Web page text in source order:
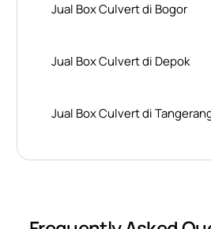
Jual Box Culvert di Bogor
Jual Box Culvert di Depok
Jual Box Culvert di